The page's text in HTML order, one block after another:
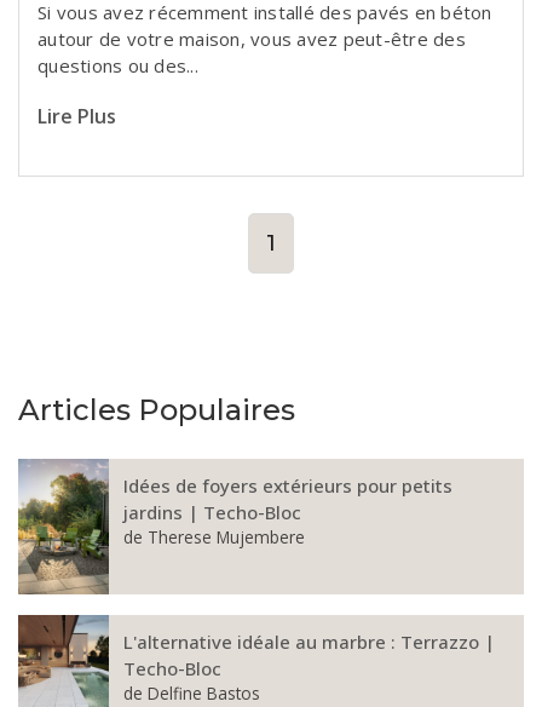
Si vous avez récemment installé des pavés en béton
autour de votre maison, vous avez peut-être des
questions ou des...
Lire Plus
1
Articles Populaires
Idées de foyers extérieurs pour petits
jardins | Techo-Bloc
de Therese Mujembere
L'alternative idéale au marbre : Terrazzo |
Techo-Bloc
de Delfine Bastos